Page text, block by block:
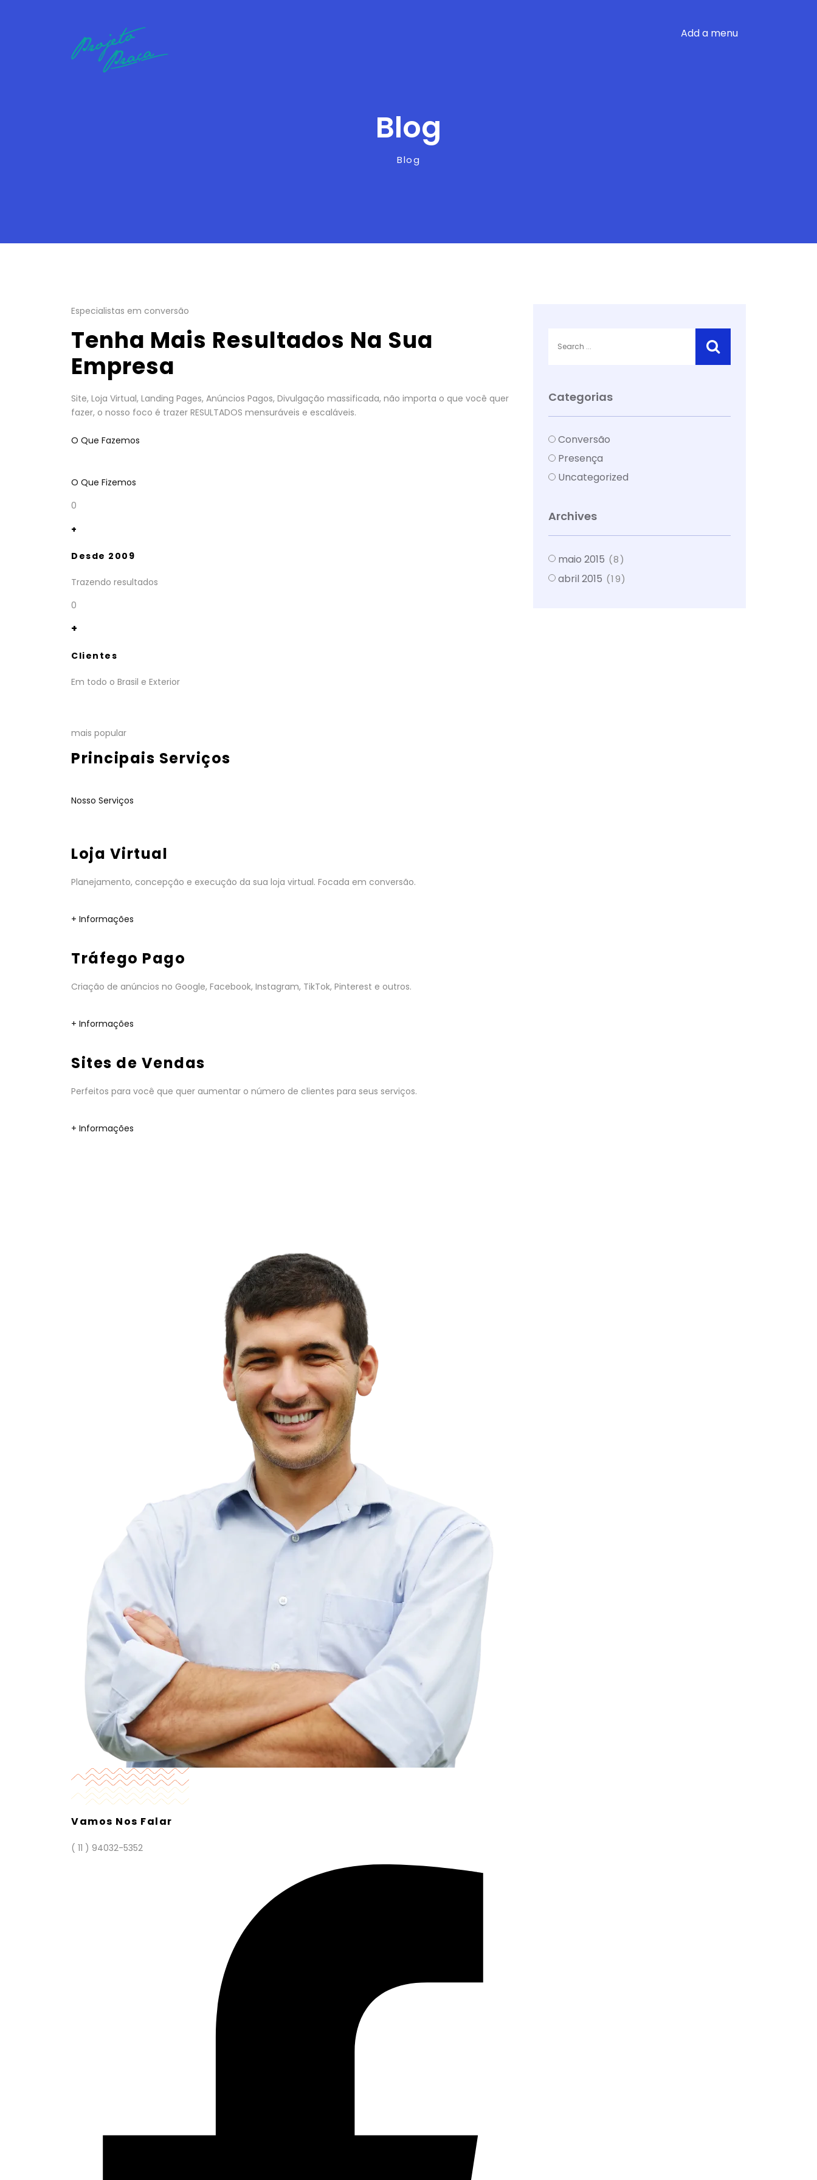
Add a menu
Blog
Blog
Especialistas em conversão
Tenha Mais Resultados Na Sua
Empresa
Site, Loja Virtual, Landing Pages, Anúncios Pagos, Divulgação massificada, não importa o que você quer
fazer, o nosso foco é trazer RESULTADOS mensuráveis e escaláveis.
O Que Fazemos
O Que Fizemos
0
+
Desde 2009
Trazendo resultados
0
+
Clientes
Em todo o Brasil e Exterior
mais popular
Principais Serviços
Nosso Serviços
Loja Virtual
Planejamento, concepção e execução da sua loja virtual. Focada em conversão.
+ Informações
Tráfego Pago
Criação de anúncios no Google, Facebook, Instagram, TikTok, Pinterest e outros.
+ Informações
Sites de Vendas
Perfeitos para você que quer aumentar o número de clientes para seus serviços.
+ Informações
Vamos Nos Falar
( 11 ) 94032-5352
Categorias
Conversão
Presença
Uncategorized
Archives
maio 2015 (8)
abril 2015 (19)